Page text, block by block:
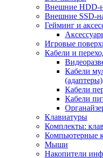
Внешние HDD-
Внешние SSD-
Гейминг и
Игровые
Кабели и
Кабели
(адаптеры)
Кабели
Кабели
Клавиатуры
Комплекты:
Компьютерные
Мыши
Накопители